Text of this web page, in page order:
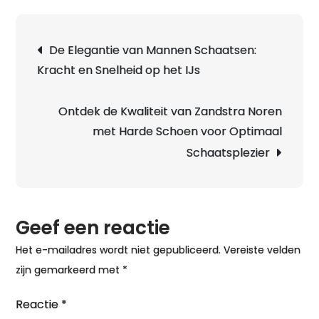
kind:
een
winterse
De Elegantie van Mannen Schaatsen:
Kracht en Snelheid op het IJs
Ontdek de Kwaliteit van Zandstra Noren
met Harde Schoen voor Optimaal
Schaatsplezier
Geef een reactie
Het e-mailadres wordt niet gepubliceerd. Vereiste velden
zijn gemarkeerd met *
Reactie *